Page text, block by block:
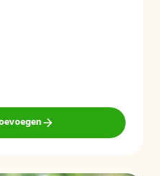
kinderverrassing voor extra